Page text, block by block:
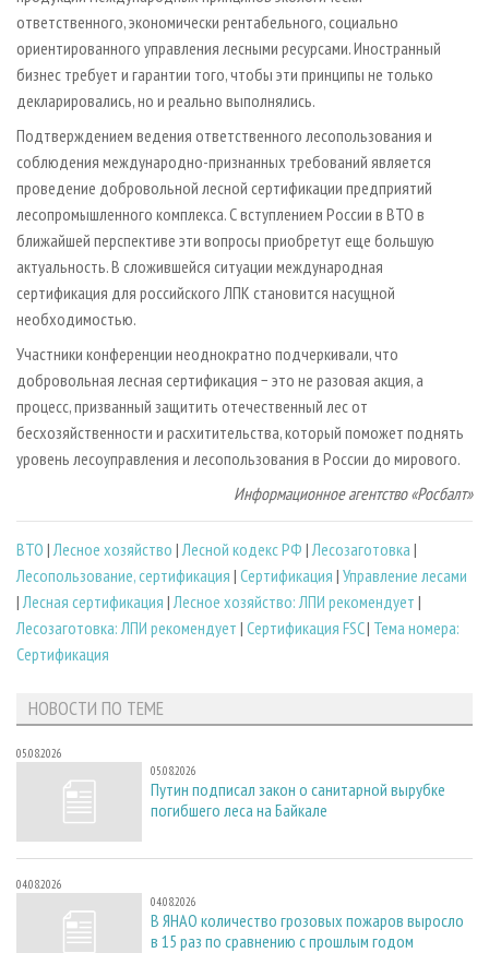
ответственного, экономически рентабельного, социально
ориентированного управления лесными ресурсами. Иностранный
бизнес требует и гарантии того, чтобы эти принципы не только
декларировались, но и реально выполнялись.
Подтверждением ведения ответственного лесопользования и
соблюдения международно-признанных требований является
проведение добровольной лесной сертификации предприятий
лесопромышленного комплекса. С вступлением России в ВТО в
ближайшей перспективе эти вопросы приобретут еще большую
актуальность. В сложившейся ситуации международная
сертификация для российского ЛПК становится насущной
необходимостью.
Участники конференции неоднократно подчеркивали, что
добровольная лесная сертификация − это не разовая акция, а
процесс, призванный защитить отечественный лес от
бесхозяйственности и расхитительства, который поможет поднять
уровень лесоуправления и лесопользования в России до мирового.
Информационное агентство «Росбалт»
ВТО | Лесное хозяйство | Лесной кодекс РФ | Лесозаготовка |
Лесопользование, сертификация | Сертификация | Управление лесами
| Лесная сертификация | Лесное хозяйство: ЛПИ рекомендует |
Лесозаготовка: ЛПИ рекомендует | Сертификация FSC| Тема номера:
Сертификация
НОВОСТИ ПО ТЕМЕ
05.08.2026
05.08.2026
Путин подписал закон о санитарной вырубке
погибшего леса на Байкале
04.08.2026
04.08.2026
В ЯНАО количество грозовых пожаров выросло
в 15 раз по сравнению с прошлым годом